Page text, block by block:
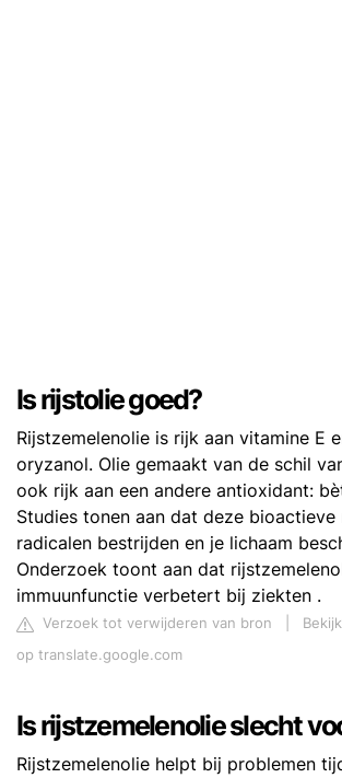
Is rijstolie goed?
Rijstzemelenolie is rijk aan vitamine E
oryzanol. Olie gemaakt van de schil
ook rijk aan een andere antioxidant:
Studies tonen aan dat deze bioactieve
radicalen bestrijden en je lichaam
Onderzoek toont aan dat
immuunfunctie verbetert bij ziekten .
Verzoek tot verwijderen van bron
op translate.google.com
Is rijstzemelenolie slecht
Rijstzemelenolie helpt bij problemen